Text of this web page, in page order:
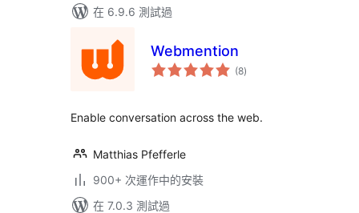
在 6.9.6 測試過
Webmention
(8總
評)
Enable conversation across the web.
Matthias Pfefferle
900+ 次運作中的安裝
在 7.0.3 測試過